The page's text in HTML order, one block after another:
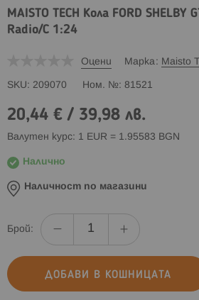
MAISTO TECH Кола FORD SHELBY
Radio/C 1:24
Оцени Марка Maisto
SKU 209070 Ном. № 81521
20,44 € / 39,98 лв.
Валутен курс: 1 EUR = 1.95583 BGN
Налично
Наличност по магазини
Брой:
ДОБАВИ В КОШНИЦАТА